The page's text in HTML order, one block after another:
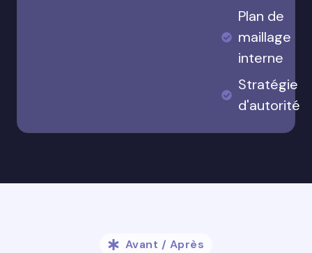
Plan de
maillage
interne
Stratégie
d'autorité
Avant / Après